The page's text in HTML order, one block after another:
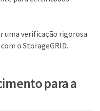
uma verificação rigorosa
o StorageGRID.
para a